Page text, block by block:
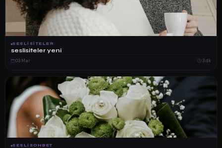
SESLISITELER
seslisiteler yeni
03 Mar 3 dk
SESLISOHBET